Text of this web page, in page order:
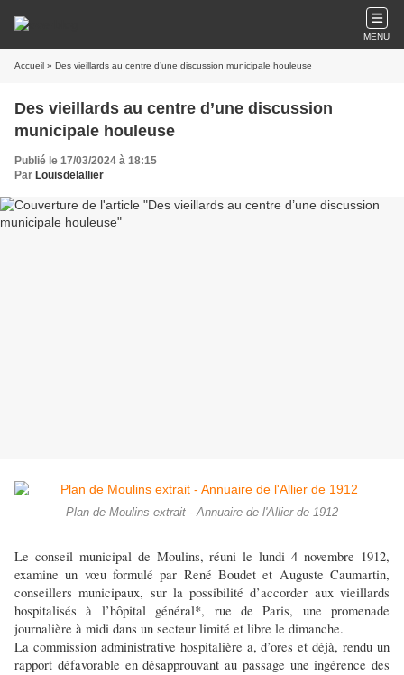
MENU
Accueil » Des vieillards au centre d’une discussion municipale houleuse
Des vieillards au centre d’une discussion
municipale houleuse
Publié le 17/03/2024 à 18:15
Par Louisdelallier
Plan de Moulins extrait - Annuaire de l'Allier de 1912
Le conseil municipal de Moulins, réuni le lundi 4 novembre 1912,
examine un vœu formulé par René Boudet et Auguste Caumartin,
conseillers municipaux, sur la possibilité d’accorder aux vieillards
hospitalisés à l’hôpital général*, rue de Paris, une promenade
journalière à midi dans un secteur limité et libre le dimanche.
La commission administrative hospitalière a, d’ores et déjà, rendu un
rapport défavorable en désapprouvant au passage une ingérence des